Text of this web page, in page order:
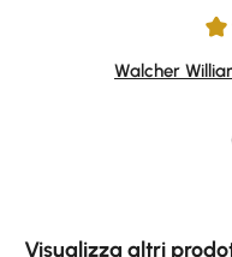
Average rating of 4.84
Walcher
Visualizza altri